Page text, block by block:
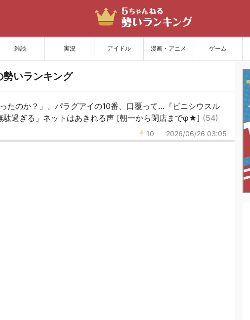
雑談 実況 アイドル 漫画・アニメ ゲーム
勢いランキング
ったのか？」、パラグアイの10番、口覆って…『ビニシウスル
駄過ぎる」ネットはあきれる声 [朝一から閉店までφ★] (54)
10 2026/06/26 03:05